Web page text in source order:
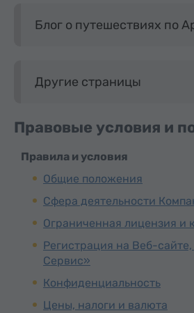
Блог о путешествиях по
Другие страницы
Правовые условия и
Правила и условия
Общие положения
Сфера деятельности
Ограниченная лицензия и
Регистрация на Веб-
Сервис»
Конфиденциальность
Цены, налоги и валюта